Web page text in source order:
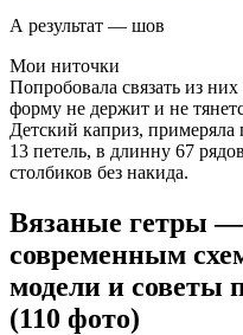
А результат — шов
Мои ниточки
Попробовала связать из
форму не держит и не
Детский каприз,
13 петель, в длинну 67
столбиков без накида.
Вязаные гетры —
современным
модели и советы
(110 фото)